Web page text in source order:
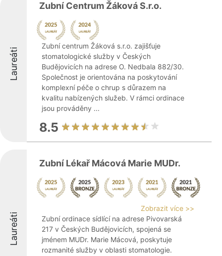
Laureáti
Zubní Centrum Žáková S.r.o.
Zubní centrum Žáková s.r.o. zajišťuje
stomatologické služby v Českých
Budějovicích na adrese O. Nedbala 882/30.
Společnost je orientována na poskytování
komplexní péče o chrup s důrazem na
kvalitu nabízených služeb. V rámci ordinace
jsou prováděny ...
8.5
Laureáti
Zubní Lékař Mácová Marie MUDr.
Zobrazit více >>
Zubní ordinace sídlící na adrese Pivovarská
217 v Českých Budějovicích, spojená se
jménem MUDr. Marie Mácová, poskytuje
rozmanité služby v oblasti stomatologie.